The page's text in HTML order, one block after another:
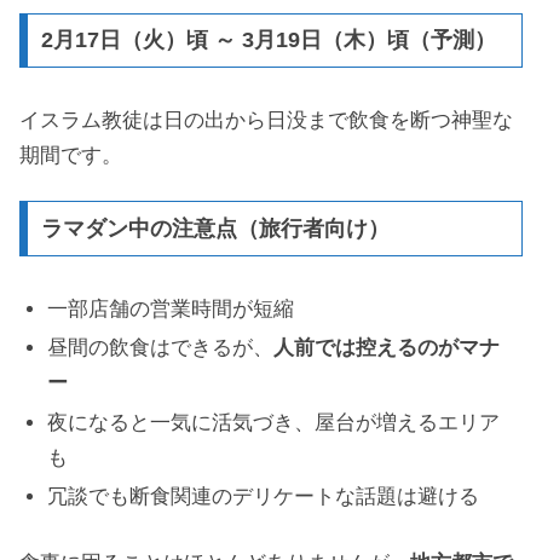
2月17日（火）頃 ～ 3月19日（木）頃（予測）
イスラム教徒は日の出から日没まで飲食を断つ神聖な
期間です。
ラマダン中の注意点（旅行者向け）
一部店舗の営業時間が短縮
昼間の飲食はできるが、
人前では控えるのがマナ
ー
夜になると一気に活気づき、屋台が増えるエリア
も
冗談でも断食関連のデリケートな話題は避ける